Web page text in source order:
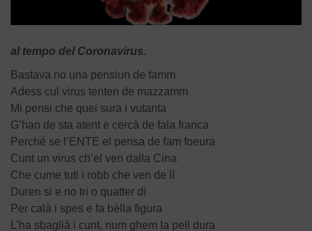
al tempo del Coronavirus.
Bastava no una pensiun de famm
Adess cul virus tenten de mazzamm
Mi pensi che quei sura i vutanta
G’han de sta atent e cercà de fala franca
Perché se l’ENTE el pensa de fam foeura
Cunt un virus ch’el ven dalla Cina
Che cume tuti i robb che ven de lì
Duren si e no tri o quatter dì
Per calà i spes e fa bèlla figura
L’ha sbaglià i cunt, num ghem la pell dura